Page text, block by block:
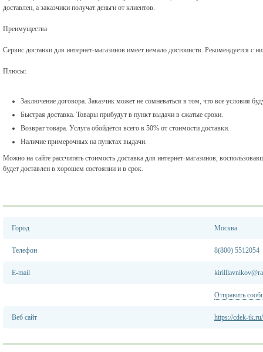
доставлен, а заказчики получат деньги от клиентов.
Преимущества
Сервис доставки для интернет-магазинов имеет немало достоинств. Рекомендуется с
Плюсы:
Заключение договора. Заказчик может не сомневаться в том, что все условия
Быстрая доставка. Товары прибудут в пункт выдачи в сжатые сроки.
Возврат товара. Услуга обойдётся всего в 50% от стоимости доставки.
Наличие примерочных на пунктах выдачи.
Можно на сайте рассчитать стоимость доставка для интернет-магазинов,
будет доставлен в хорошем состоянии и в срок.
Город Москва
Телефон 8(800) 5512054
E-mail
Отправить
Веб сайт https://cdek-tk.ru/